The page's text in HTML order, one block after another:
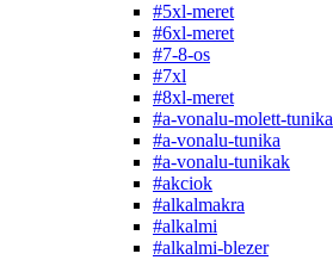
#5xl-meret
#6xl-meret
#7-8-os
#7xl
#8xl-meret
#a-vonalu-molett-tunika
#a-vonalu-tunika
#a-vonalu-tunikak
#akciok
#alkalmakra
#alkalmi
#alkalmi-blezer